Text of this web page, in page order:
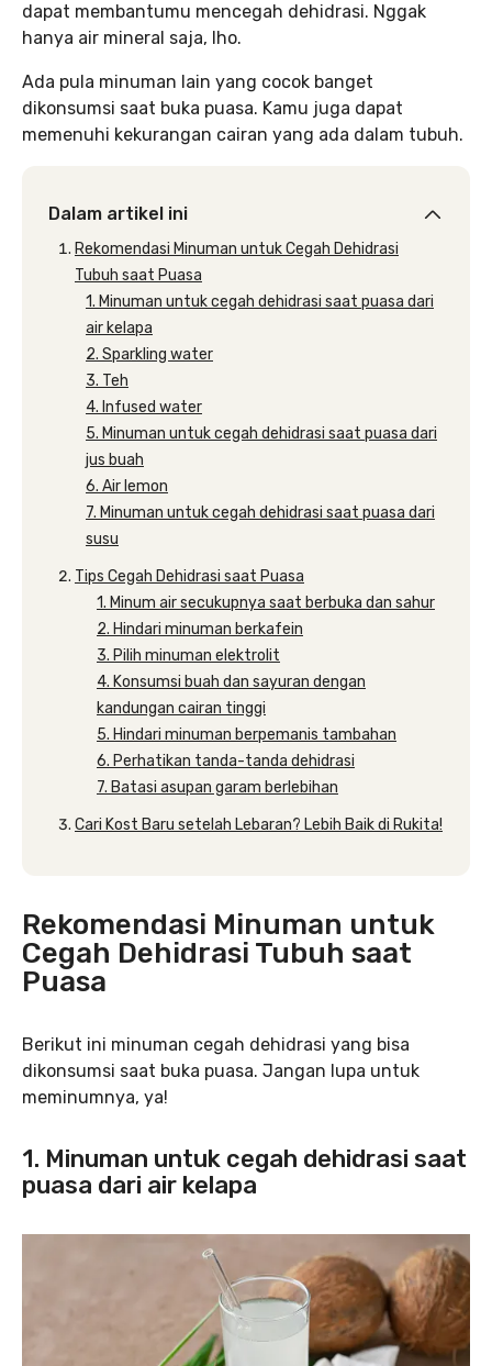
dapat membantumu mencegah dehidrasi. Nggak
hanya air mineral saja, lho.
Ada pula minuman lain yang cocok banget
dikonsumsi saat buka puasa. Kamu juga dapat
memenuhi kekurangan cairan yang ada dalam tubuh.
Dalam artikel ini
Rekomendasi Minuman untuk Cegah Dehidrasi
Tubuh saat Puasa
1. Minuman untuk cegah dehidrasi saat puasa dari
air kelapa
2. Sparkling water
3. Teh
4. Infused water
5. Minuman untuk cegah dehidrasi saat puasa dari
jus buah
6. Air lemon
7. Minuman untuk cegah dehidrasi saat puasa dari
susu
Tips Cegah Dehidrasi saat Puasa
1. Minum air secukupnya saat berbuka dan sahur
2. Hindari minuman berkafein
3. Pilih minuman elektrolit
4. Konsumsi buah dan sayuran dengan
kandungan cairan tinggi
5. Hindari minuman berpemanis tambahan
6. Perhatikan tanda-tanda dehidrasi
7. Batasi asupan garam berlebihan
Cari Kost Baru setelah Lebaran? Lebih Baik di Rukita!
Rekomendasi Minuman untuk
Cegah Dehidrasi Tubuh saat
Puasa
Berikut ini minuman cegah dehidrasi yang bisa
dikonsumsi saat buka puasa. Jangan lupa untuk
meminumnya, ya!
1. Minuman untuk cegah dehidrasi saat
puasa dari air kelapa